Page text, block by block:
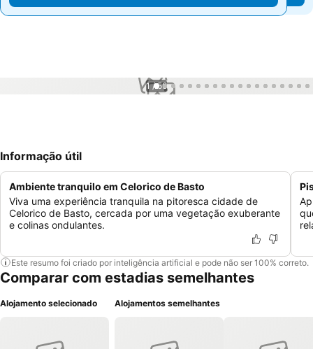
1 / 56
Informação útil
Ambiente tranquilo em Celorico de Basto
Viva uma experiência tranquila na pitoresca cidade de
Celorico de Basto, cercada por uma vegetação exuberante
e colinas ondulantes.
Este resumo foi criado por inteligência artificial e pode não ser 100% correto.
Comparar com estadias semelhantes
Alojamento selecionado Alojamentos semelhantes